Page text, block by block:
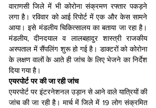
वाराणसी जिले में भी कोरोना संक्रमण रफ्तार पकड़ने
लगा है। रविवार को आई रिपोर्ट में एक और केस सामने
आया। इसे मंडलीय चिकित्सालय का बताया जा रहा है।
मंडलीय, दीनदयाल व लालबहादुर शास्त्री राजकीय
अस्पताल में सैंपलिंग शुरू हो गई है। डाक्टरों को कोरोना
के लक्षण वालों के आते ही जांच के लिए भेजने का निर्देश
दिया गया है।
एयरपोर्ट पर की जा रही जांच
एयरपोर्ट पर इंटरनेशनल उड़ान से आने वाले यात्रियों की
जांच की जा रही है। मार्च में जिले में 19 लोग संक्रमित